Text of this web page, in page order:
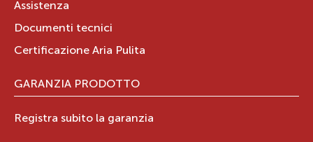
DELTASAT DI GRAVINA ANTONIO
VIA ANTONIO GRAMSCI 114
Assistenza
Documenti tecnici
Certificazione Aria Pulita
GARANZIA PRODOTTO
Registra subito la garanzia